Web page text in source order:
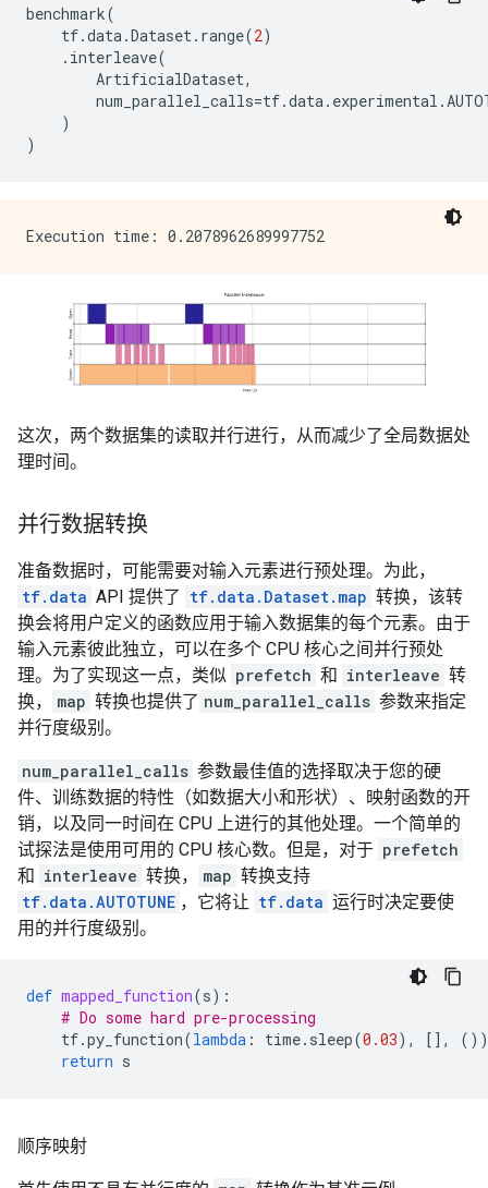
benchmark(
tf.data .Dataset . range(2)
. interleave(
ArtificialDataset,
num_parallel_calls=tf.data . experimental .
)
)
这次，两个数据集的读取并行进行，从而减少了全局数据处
理时间。
并行数据转换
准备数据时，可能需要对输入元素进行预处理。为此，
tf.data API 提供了 tf.data.Dataset.map 转换，该转
换会将用户定义的函数应用于输入数据集的每个元素。由于
输入元素彼此独立，可以在多个 CPU 核心之间并行预处
理。为了实现这一点，类似 prefetch 和 interleave 转
换，
map 转换也提供了 num_parallel_calls 参数来指定
并行度级别。
num_parallel_calls 参数最佳值的选择取决于您的硬
件、训练数据的特性（如数据大小和形状）、映射函数的开
销，以及同一时间在 CPU 上进行的其他处理。一个简单的
试探法是使用可用的 CPU 核心数。但是，对于 prefetch
和 interleave 转换， map 转换支持
tf.data.AUTOTUNE ，它将让 tf.data 运行时决定要使
用的并行度级别。
def mapped_function(s):
# Do some hard pre-processing
tf.py_function(lambda : time. sleep(0.03), [],
())
return s
顺序映射